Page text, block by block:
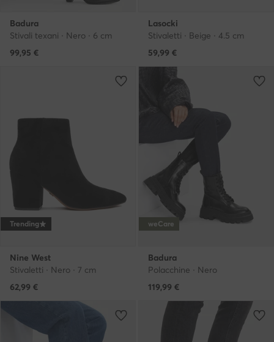
Badura
Stivali texani · Nero · 6 cm
99,95 €
Lasocki
Stivaletti · Beige · 4.5 cm
59,99 €
Trending
Nine West
Stivaletti · Nero · 7 cm
62,99 €
weCare
Badura
Polacchine · Nero
119,99 €